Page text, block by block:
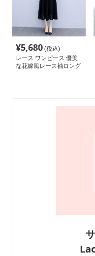
¥5,680(税込)
レース ワンピース 優美
な花嫁風レース袖ロング